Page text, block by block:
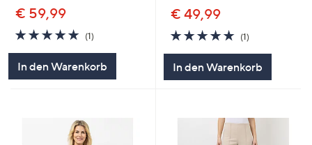
€ 59,99
5.0
von
(1)
In den Warenkorb
€ 49,99
5.0
von
(1)
In den Warenkorb